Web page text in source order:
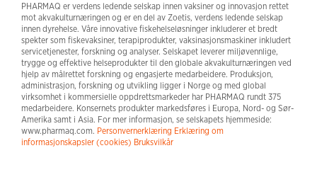
PHARMAQ er verdens ledende selskap innen vaksiner og innovasjon rettet
mot akvakulturnæringen og er en del av Zoetis, verdens ledende selskap
innen dyrehelse. Våre innovative fiskehelseløsninger inkluderer et bredt
spekter som fiskevaksiner, terapiprodukter, vaksinasjonsmaskiner inkludert
servicetjenester, forskning og analyser. Selskapet leverer miljøvennlige,
trygge og effektive helseprodukter til den globale akvakulturnæringen ved
hjelp av målrettet forskning og engasjerte medarbeidere. Produksjon,
administrasjon, forskning og utvikling ligger i Norge og med global
virksomhet i kommersielle oppdrettsmarkeder har PHARMAQ rundt 375
medarbeidere. Konsernets produkter markedsføres i Europa, Nord- og Sør-
Amerika samt i Asia. For mer informasjon, se selskapets hjemmeside:
www.pharmaq.com. Personvernerklæring Erklæring om
informasjonskapsler (cookies) Bruksvilkår